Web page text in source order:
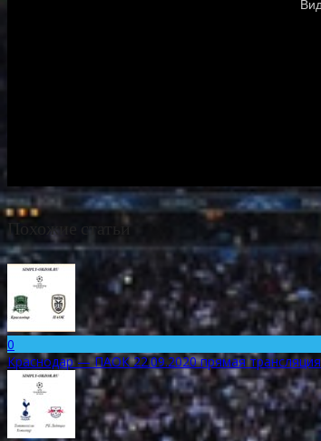
Похожие статьи
0
Краснодар — ПАОК 22.09.2020 прямая трансляция